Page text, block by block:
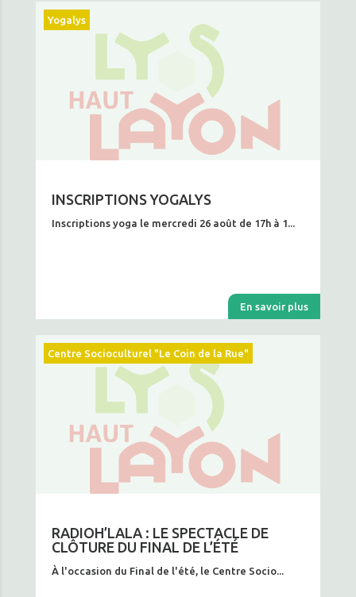
INSCRIPTIONS YOGALYS
Inscriptions yoga le mercredi 26 août de 17h à 1...
En savoir plus
Yogalys
RADIOH’LALA : LE SPECTACLE DE
CLÔTURE DU FINAL DE L’ÉTÉ
À l'occasion du Final de l'été, le Centre Socio...
Centre Socioculturel "Le Coin de la Rue"